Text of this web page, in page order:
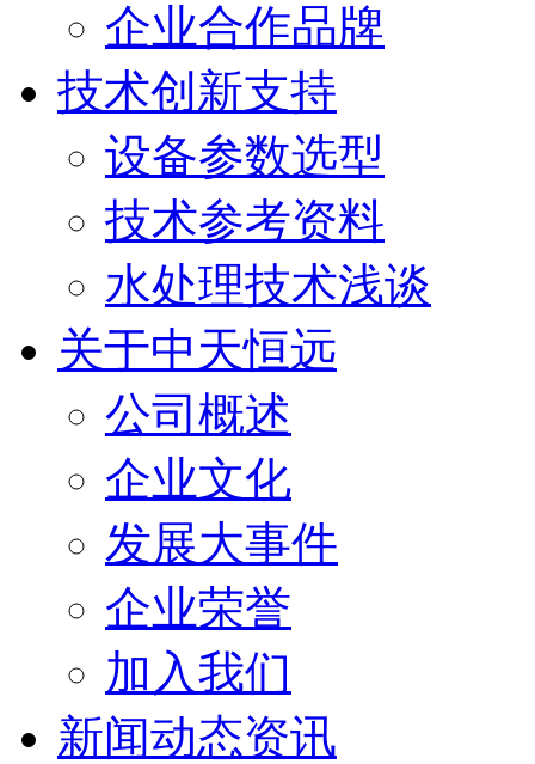
企业合作品牌
技术创新支持
设备参数选型
技术参考资料
水处理技术浅谈
关于中天恒远
公司概述
企业文化
发展大事件
企业荣誉
加入我们
新闻动态资讯